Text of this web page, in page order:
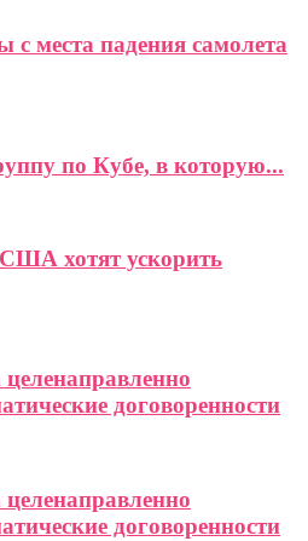
места падения самолета
по Кубе, в которую...
хотят ускорить
договоренности
договоренности